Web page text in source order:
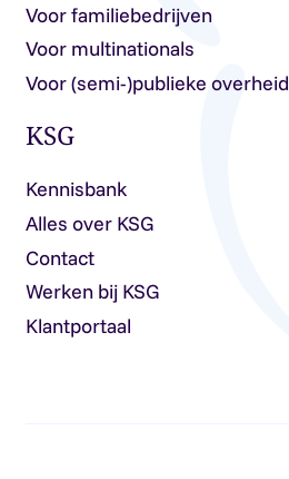
Voor familiebedrijven
Voor multinationals
Voor (semi-)publieke overheid
KSG
Kennisbank
Alles over KSG
Contact
Werken bij KSG
Klantportaal